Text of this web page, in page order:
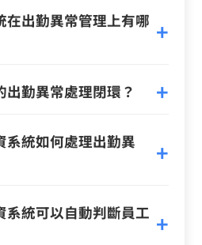
在出勤異常管理上有哪
勤異常處理閉環？
系統如何處理出勤異
系統可以自動判斷員工